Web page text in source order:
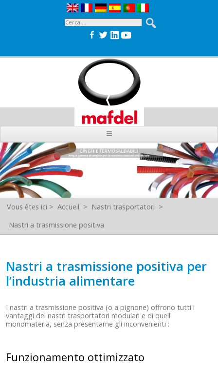
Vous êtes ici > Accueil > Nastri trasportatori >
Nastri a trasmissione positiva
Nastri a trasmissione positiva per
l’industria alimentare
I nastri a trasmissione positiva (o a pignone) offrono tutti i
vantaggi dei nastri trasportatori modulari e di quelli
monomateria, senza presentarne gli inconvenienti :
Funzionamento ottimizzato